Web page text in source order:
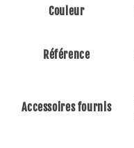
Couleur
Référence
Accessoires fournis